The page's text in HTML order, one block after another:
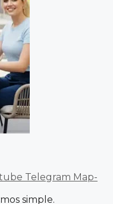
Telegram Map-
simple.